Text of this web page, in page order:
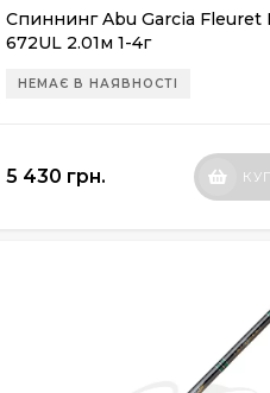
Спиннинг Abu Garcia Fleuret
672UL 2.01м 1-4г
НЕМАЄ В НАЯВНОСТІ
5 430 грн.